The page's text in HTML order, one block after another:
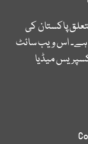
پاکستان کی
ہے۔ اس ویب سائٹ
میڈیا